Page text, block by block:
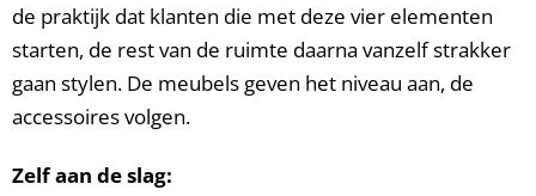
de praktijk dat klanten die met deze vier elementen
starten, de rest van de ruimte daarna vanzelf strakker
gaan stylen. De meubels geven het niveau aan, de
accessoires volgen.
Zelf aan de slag: